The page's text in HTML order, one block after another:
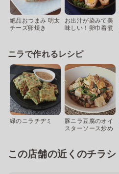
絶品おつまみ 明太
チーズ卵焼き
お出汁が染みて美
味しい！卵巾着煮
ニラで作れるレシピ
緑のニラチヂミ
豚ニラ豆腐のオイ
スターソース炒め
この店舗の近くのチラシ